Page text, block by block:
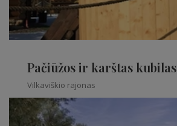
Pačiūžos ir karštas kubilas
Vilkaviškio rajonas